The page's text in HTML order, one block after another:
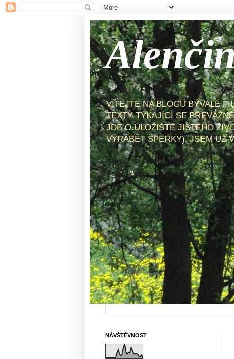
VÍTEJTE NA BLOGU BÝVALÉ
TEXTY TÝKAJÍCÍ SE
JDE O ÚLOŽIŠTĚ JISTÉHO
VYRÁBĚT ŠPERKY). JSEM UŽ
NÁVŠTĚVNOST